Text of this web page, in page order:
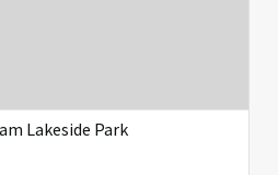
Lakeside Park